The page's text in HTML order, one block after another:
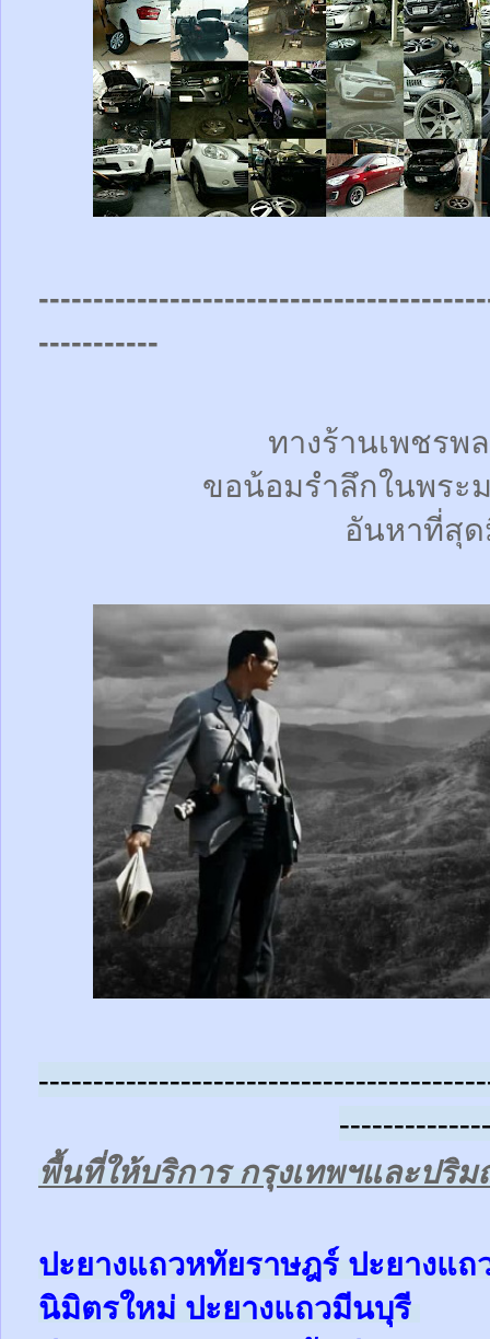
-----------
ทางร้านเพชรพ
ขอน้อมรำลึกในพร
อันหาที่สุ
พื้นที่ให้บริการ กรุงเทพฯและปริ
ปะยางแถวหทัยราษฎร์ ปะยางแถ
นิมิตรใหม่ ปะยางแถวมีนบุรี